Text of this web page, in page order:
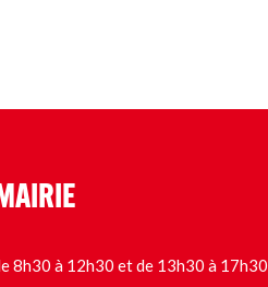
8h30 à 12h30 et de 13h30 à 17h30